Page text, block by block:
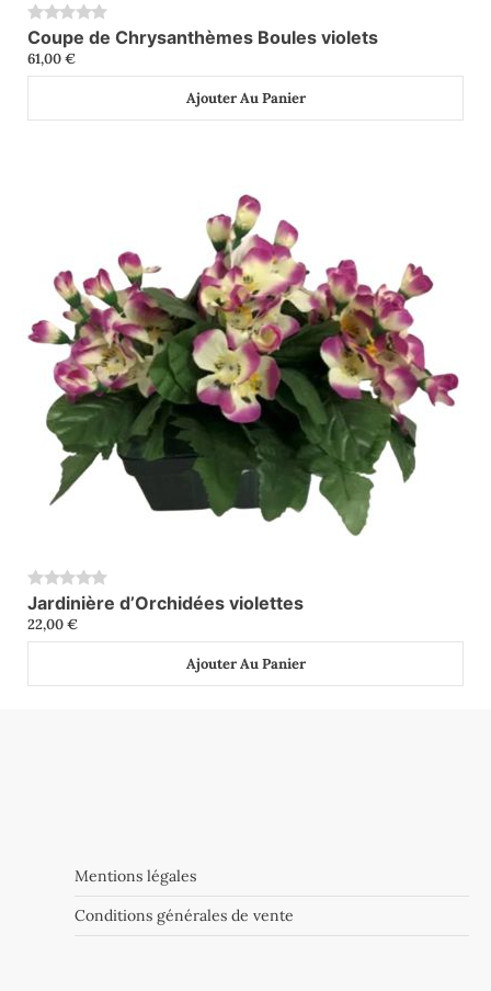
0
Coupe de Chrysanthèmes Boules violets
61,00€
Ajouter Au Panier
0
Jardinière d’Orchidées violettes
22,00€
Ajouter Au Panier
Mentions légales
Conditions générales de vente